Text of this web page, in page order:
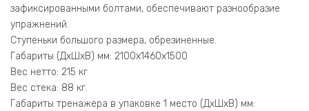
зафиксированными болтами, обеспечивают разнообразие
упражнений.
Ступеньки большого размера, обрезиненные.
Габариты (ДхШхВ) мм: 2100х1460х1500
Вес нетто: 215 кг
Вес стека: 88 кг.
Габариты тренажера в упаковке 1 место (ДхШхВ) мм: